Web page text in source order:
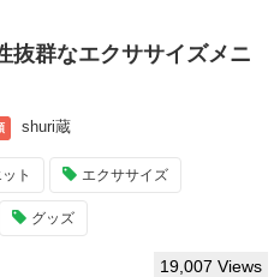
抜群なエクササイズメニ
shuri蔵
ト エクササイズ
グッズ
19,007 Views